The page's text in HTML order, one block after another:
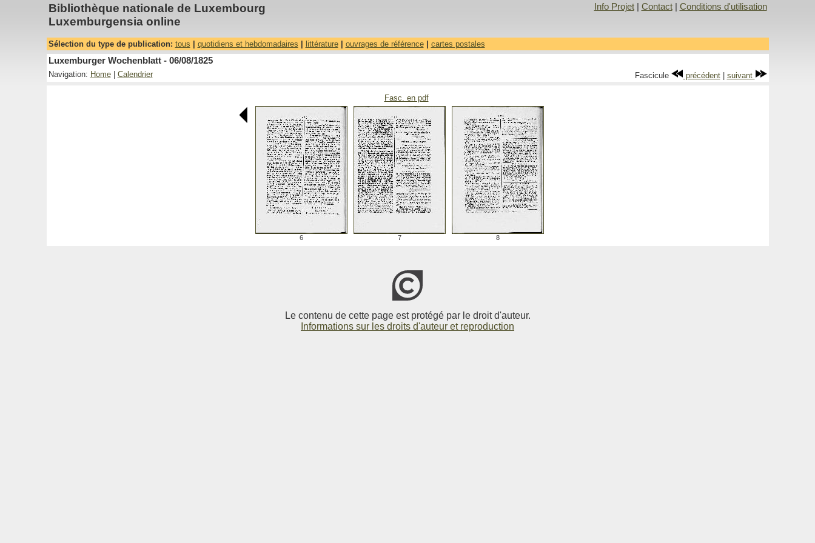
Bibliothèque nationale de Luxembourg
Luxemburgensia online
Info Projet| Contact| Conditions d'utilisation
Sélection du type de publication: tous quotidiens et hebdomadaires littérature| ouvrages de référence| cartes postales
Luxemburger Wochenblatt - 06/08/1825
Navigation: Home| Calendrier Fascicule précédent| suivant
Fasc. en pdf
6 7 8
Le contenu de cette page est protégé par le droit d'auteur.
Informations sur les droits d'auteur et reproduction